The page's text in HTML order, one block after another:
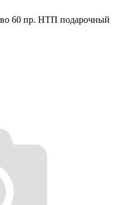
60 пр. НТП подарочный